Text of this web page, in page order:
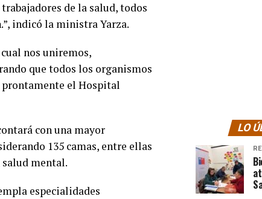
de la salud, todos
indicó la ministra Yarza.
nos uniremos,
que todos los organismos
el Hospital
con una mayor
135 camas, entre ellas
salud mental.
especialidades
LO